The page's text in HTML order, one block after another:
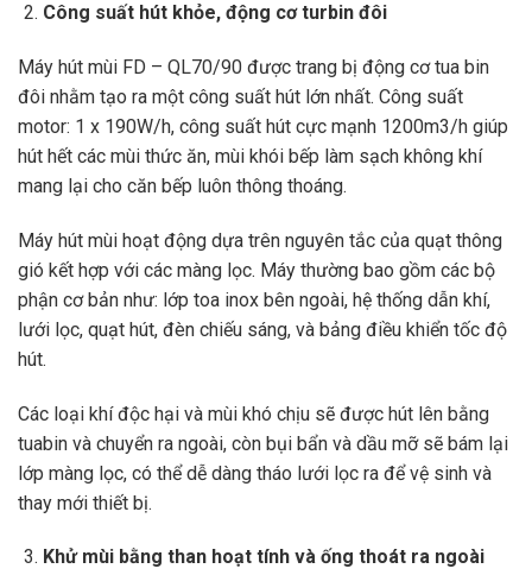
Công suất hút khỏe, động cơ turbin đôi
Máy hút mùi FD – QL70/90 được trang bị động cơ tua bin
đôi nhằm tạo ra một công suất hút lớn nhất. Công suất
motor: 1 x 190W/h, công suất hút cực mạnh 1200m3/h giúp
hút hết các mùi thức ăn, mùi khói bếp làm sạch không khí
mang lại cho căn bếp luôn thông thoáng.
Máy hút mùi hoạt động dựa trên nguyên tắc của quạt thông
gió kết hợp với các màng lọc. Máy thường bao gồm các bộ
phận cơ bản như: lớp toa inox bên ngoài, hệ thống dẫn khí,
lưới lọc, quạt hút, đèn chiếu sáng, và bảng điều khiển tốc độ
hút.
Các loại khí độc hại và mùi khó chịu sẽ được hút lên bằng
tuabin và chuyển ra ngoài, còn bụi bẩn và dầu mỡ sẽ bám lại
lớp màng lọc, có thể dễ dàng tháo lưới lọc ra để vệ sinh và
thay mới thiết bị.
Khử mùi bằng than hoạt tính và ống thoát ra ngoài